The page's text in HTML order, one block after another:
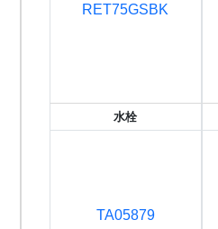
RET75GSBK
水栓
TA05879